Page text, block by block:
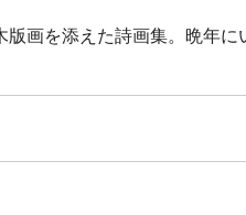
画を添えた詩画集。晩年に